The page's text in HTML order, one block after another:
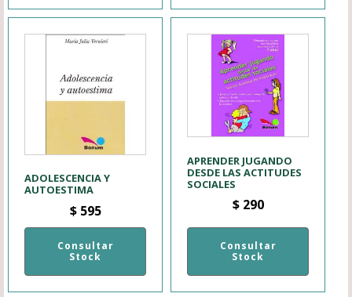
ADOLESCENCIA Y
AUTOESTIMA
$595
Consultar
Stock
APRENDER JUGANDO
DESDE LAS ACTITUDES
SOCIALES
$290
Consultar
Stock